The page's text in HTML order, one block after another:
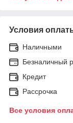
Условия
Наличными
Безналичный
Кредит
Рассрочка
Все условия